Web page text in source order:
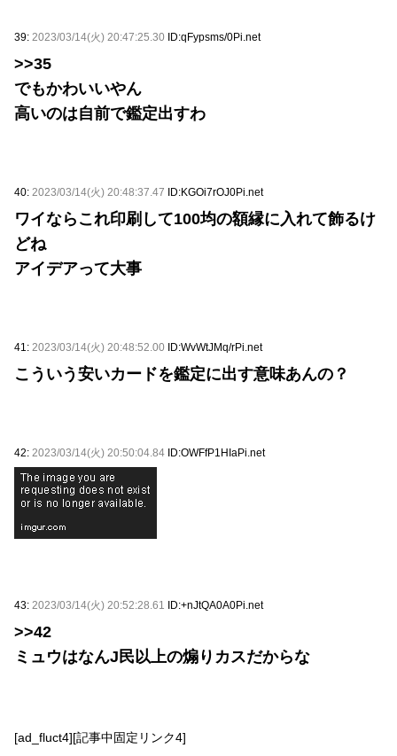
39: 2023/03/14(火) 20:47:25.30 ID:qFypsms/0Pi.net
>>35
でもかわいいやん
高いのは自前で鑑定出すわ
40: 2023/03/14(火) 20:48:37.47 ID:KGOi7rOJ0Pi.net
ワイならこれ印刷して100均の額縁に入れて飾るけ
どね
アイデアって大事
41: 2023/03/14(火) 20:48:52.00 ID:WvWtJMq/rPi.net
こういう安いカードを鑑定に出す意味あんの？
42: 2023/03/14(火) 20:50:04.84 ID:OWFfP1HIaPi.net
43: 2023/03/14(火) 20:52:28.61 ID:+nJtQA0A0Pi.net
>>42
ミュウはなんJ民以上の煽りカスだからな
[ad_fluct4][記事中固定リンク4]